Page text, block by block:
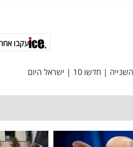
עקבו
| חדשו 10 | ישראל היום